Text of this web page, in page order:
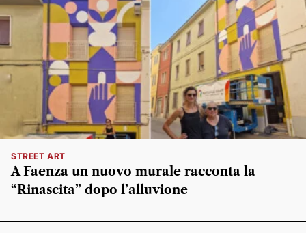
STREET ART
A Faenza un nuovo murale racconta la
“Rinascita” dopo l’alluvione